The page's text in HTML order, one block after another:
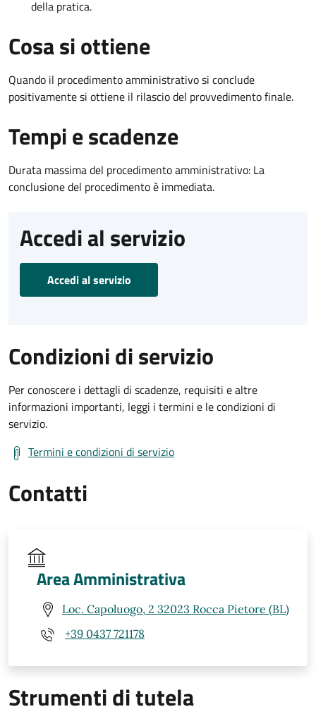
della pratica.
Cosa si ottiene
Quando il procedimento amministrativo si conclude
positivamente si ottiene il rilascio del provvedimento finale.
Tempi e scadenze
Durata massima del procedimento amministrativo: La
conclusione del procedimento è immediata.
Accedi al servizio
Accedi al servizio
Condizioni di servizio
Per conoscere i dettagli di scadenze, requisiti e altre
informazioni importanti, leggi i termini e le condizioni di
servizio.
Termini e condizioni di servizio
Contatti
Area Amministrativa
Loc. Capoluogo, 2 32023 Rocca Pietore (BL)
+39 0437 721178
Strumenti di tutela